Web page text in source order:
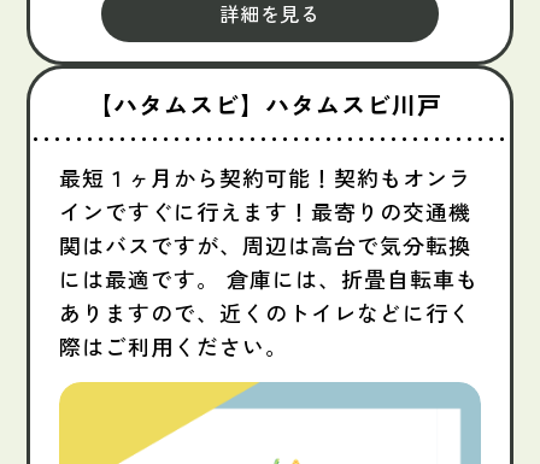
詳細を見る
【ハタムスビ】ハタムスビ川戸
最短１ヶ月から契約可能！契約もオンラ
インですぐに行えます！最寄りの交通機
関はバスですが、周辺は高台で気分転換
には最適です。 倉庫には、折畳自転車も
ありますので、近くのトイレなどに行く
際はご利用ください。